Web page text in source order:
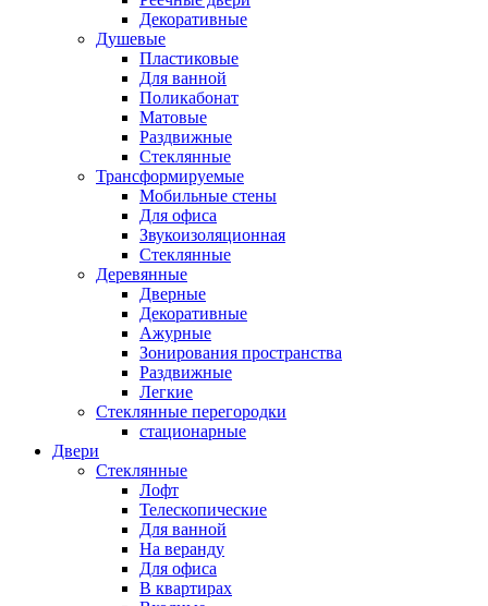
Декоративные
Душевые
Пластиковые
Для ванной
Поликабонат
Матовые
Раздвижные
Стеклянные
Трансформируемые
Мобильные стены
Для офиса
Звукоизоляционная
Стеклянные
Деревянные
Дверные
Декоративные
Ажурные
Зонирования пространства
Раздвижные
Легкие
Стеклянные перегородки
стационарные
Двери
Стеклянные
Лофт
Телескопические
Для ванной
На веранду
Для офиса
В квартирах